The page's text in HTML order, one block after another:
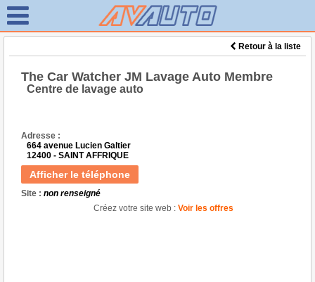
Retour à la liste
The Car Watcher JM Lavage Auto Membre
Centre de lavage auto
Adresse :
664 avenue Lucien Galtier
12400 - SAINT AFFRIQUE
Afficher le téléphone
Site : non renseigné
Créez votre site web : Voir les offres